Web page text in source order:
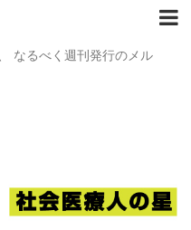
なるべく週刊発行のメル